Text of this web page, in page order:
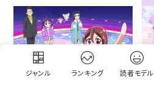
ジャンル ランキング 読者モデル